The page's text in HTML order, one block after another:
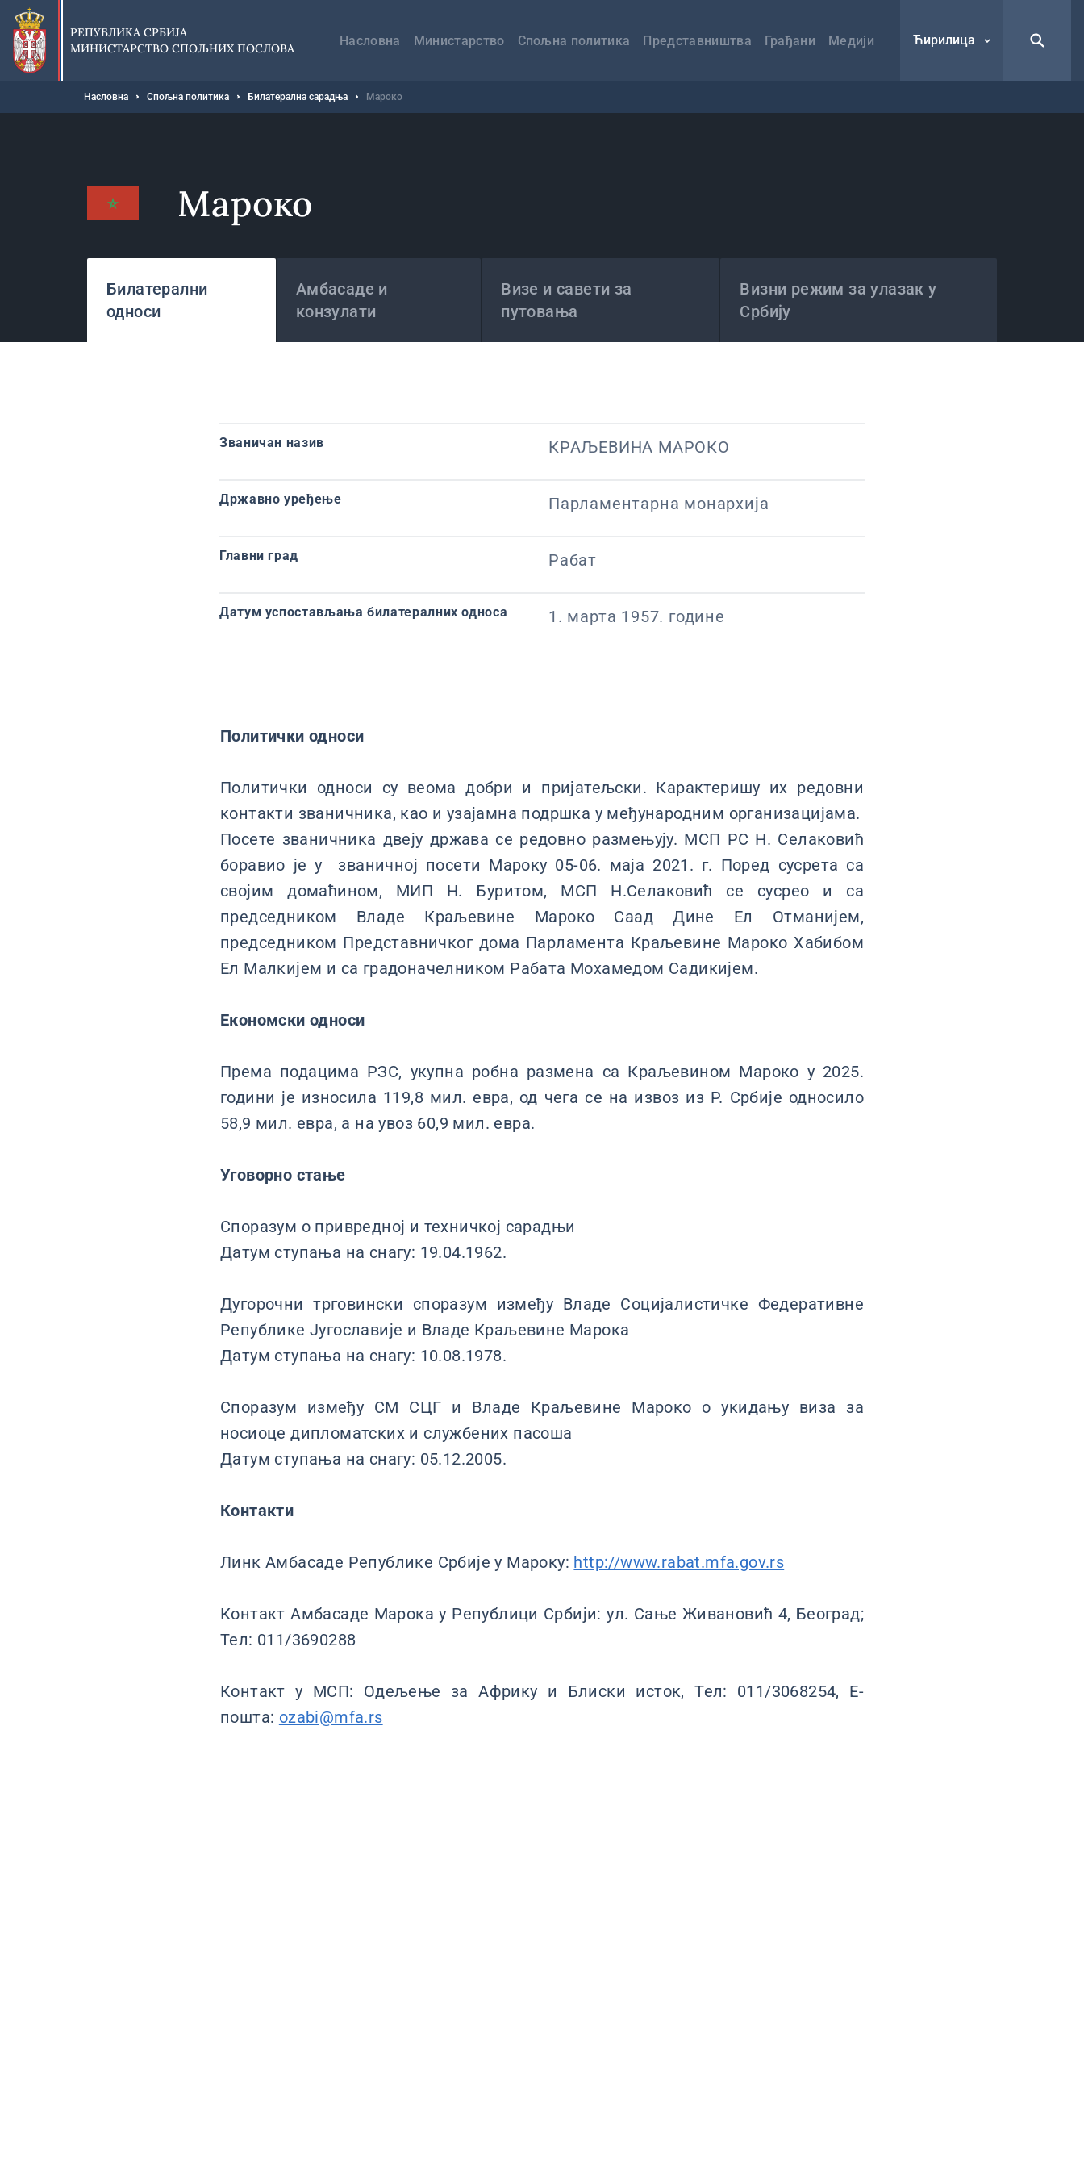
Прескочи
главни
део
садржаја
РЕПУБЛИКА СРБИЈА
МИНИСТАРСТВО СПОЉНИХ ПОСЛОВА
навигација
Насловна Министарство Спољна политика Представништва Грађани Медији Ћирилица
Мрвице
Насловна Спољна политика Билатерална сарадња Мароко
Мароко
Билатерални
односи
Амбасаде и
конзулати
Визе и савети за
путовања
Визни режим за улазак у
Србију
Званичан назив КРАЉЕВИНА МАРОКО
Државно уређење Парламентарна монархија
Главни град Рабат
Датум успостављања билатералних односа 1. марта 1957. године
Политички односи
Политички односи су веома добри и пријатељски. Карактеришу их редовни
контакти званичника, као и узајамна подршка у међународним организацијама.
Посете званичника двеју држава се редовно размењују. МСП РС Н. Селаковић
боравио је у званичној посети Мароку 05-06. маја 2021. г. Поред сусрета са
својим домаћином, МИП Н. Буритом, МСП Н.Селаковић се сусрео и са
председником Владе Краљевине Мароко Саад Дине Ел Отманијем,
председником Представничког дома Парламента Краљевине Мароко Хабибом
Ел Малкијем и са градоначелником Рабата Мохамедом Садикијем.
Економски односи
Према подацима РЗС, укупна робна размена са Краљевином Мароко у 2025.
години је износила 119,8 мил. евра, од чега се на извоз из Р. Србије односило
58,9 мил. евра, а на увоз 60,9 мил. евра.
Уговорно стање
Споразум о привредној и техничкој сарадњи
Датум ступања на снагу: 19.04.1962.
Дугорочни трговински споразум између Владе Социјалистичке Федеративне
Републике Југославије и Владе Краљевине Марока
Датум ступања на снагу: 10.08.1978.
Споразум између СМ СЦГ и Владе Краљевине Мароко о укидању виза за
носиоце дипломатских и службених пасоша
Датум ступања на снагу: 05.12.2005.
Контакти
Линк Амбасаде Републике Србије у Мароку: http://www.rabat.mfa.gov.rs
Контакт Амбасаде Марока у Републици Србији: ул. Сање Живановић 4, Београд;
Тел: 011/3690288
Контакт у МСП: Одељење за Африку и Блиски исток, Тел: 011/3068254, Е-
пошта: ozabi@mfa.rs